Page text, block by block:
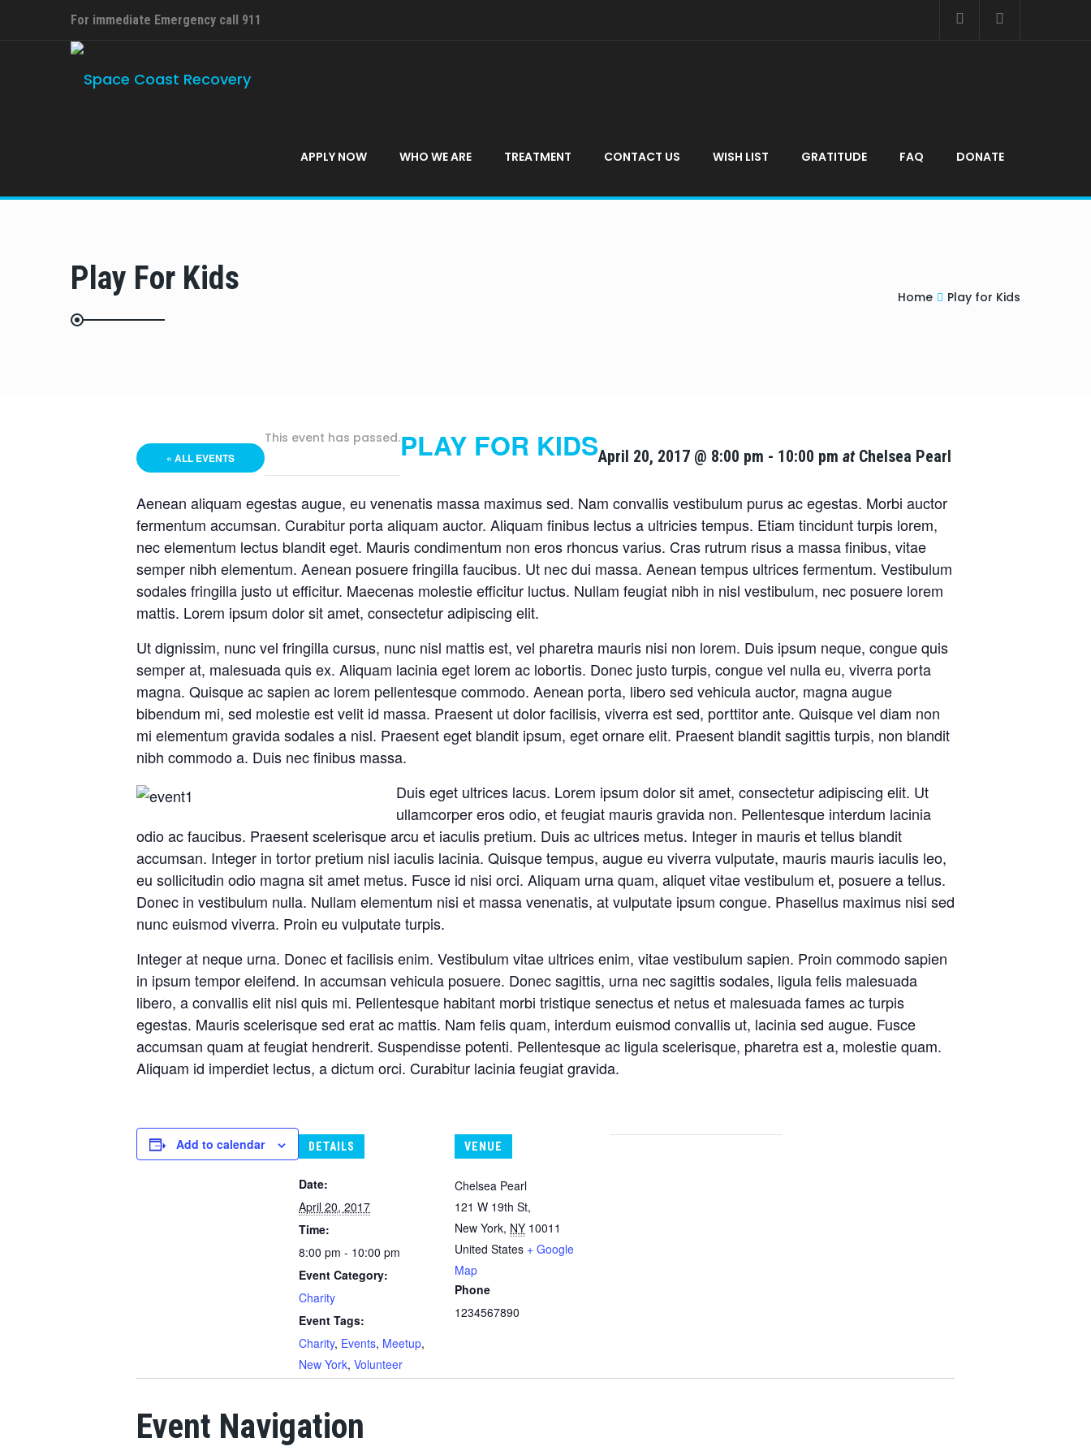
For immediate Emergency call 911
APPLY NOW WHO WE ARE TREATMENT CONTACT US WISH LIST GRATITUDE FAQ DONATE
Play For Kids Home Play for Kids
« ALL EVENTS
This event has passed.PLAY FOR KIDSApril 20, 2017 @ 8:00 pm - 10:00 pm atChelsea Pearl
Aenean aliquam egestas augue, eu venenatis massa maximus sed. Nam convallis vestibulum purus ac egestas. Morbi auctor
fermentum accumsan. Curabitur porta aliquam auctor. Aliquam finibus lectus a ultricies tempus. Etiam tincidunt turpis lorem,
nec elementum lectus blandit eget. Mauris condimentum non eros rhoncus varius. Cras rutrum risus a massa finibus, vitae
semper nibh elementum. Aenean posuere fringilla faucibus. Ut nec dui massa. Aenean tempus ultrices fermentum. Vestibulum
sodales fringilla justo ut efficitur. Maecenas molestie efficitur luctus. Nullam feugiat nibh in nisl vestibulum, nec posuere lorem
mattis. Lorem ipsum dolor sit amet, consectetur adipiscing elit.
Ut dignissim, nunc vel fringilla cursus, nunc nisl mattis est, vel pharetra mauris nisi non lorem. Duis ipsum neque, congue quis
semper at, malesuada quis ex. Aliquam lacinia eget lorem ac lobortis. Donec justo turpis, congue vel nulla eu, viverra porta
magna. Quisque ac sapien ac lorem pellentesque commodo. Aenean porta, libero sed vehicula auctor, magna augue
bibendum mi, sed molestie est velit id massa. Praesent ut dolor facilisis, viverra est sed, porttitor ante. Quisque vel diam non
mi elementum gravida sodales a nisl. Praesent eget blandit ipsum, eget ornare elit. Praesent blandit sagittis turpis, non blandit
nibh commodo a. Duis nec finibus massa.
Duis eget ultrices lacus. Lorem ipsum dolor sit amet, consectetur adipiscing elit. Ut
ullamcorper eros odio, et feugiat mauris gravida non. Pellentesque interdum lacinia
odio ac faucibus. Praesent scelerisque arcu et iaculis pretium. Duis ac ultrices metus. Integer in mauris et tellus blandit
accumsan. Integer in tortor pretium nisl iaculis lacinia. Quisque tempus, augue eu viverra vulputate, mauris mauris iaculis leo,
eu sollicitudin odio magna sit amet metus. Fusce id nisi orci. Aliquam urna quam, aliquet vitae vestibulum et, posuere a tellus.
Donec in vestibulum nulla. Nullam elementum nisi et massa venenatis, at vulputate ipsum congue. Phasellus maximus nisi sed
nunc euismod viverra. Proin eu vulputate turpis.
Integer at neque urna. Donec et facilisis enim. Vestibulum vitae ultrices enim, vitae vestibulum sapien. Proin commodo sapien
in ipsum tempor eleifend. In accumsan vehicula posuere. Donec sagittis, urna nec sagittis sodales, ligula felis malesuada
libero, a convallis elit nisl quis mi. Pellentesque habitant morbi tristique senectus et netus et malesuada fames ac turpis
egestas. Mauris scelerisque sed erat ac mattis. Nam felis quam, interdum euismod convallis ut, lacinia sed augue. Fusce
accumsan quam at feugiat hendrerit. Suspendisse potenti. Pellentesque ac ligula scelerisque, pharetra est a, molestie quam.
Aliquam id imperdiet lectus, a dictum orci. Curabitur lacinia feugiat gravida.
Add to calendar DETAILS
Date:
April 20, 2017
Time:
8:00 pm - 10:00 pm
Event Category:
Charity
Event Tags:
Charity, Events, Meetup,
New York, Volunteer
VENUE
Chelsea Pearl
121 W 19th St,
New York, NY 10011
United States + Google
Map
Phone
1234567890
Event Navigation